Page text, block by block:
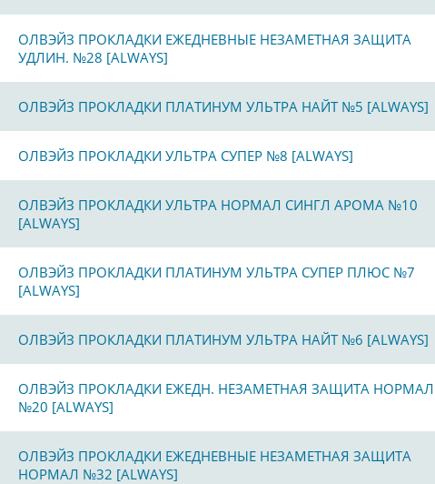
ОЛВЭЙЗ ПРОКЛАДКИ ЕЖЕДНЕВНЫЕ НЕЗАМЕТНАЯ ЗАЩИТА
УДЛИН. №28 [ALWAYS]
ОЛВЭЙЗ ПРОКЛАДКИ ПЛАТИНУМ УЛЬТРА НАЙТ №5 [ALWAYS]
ОЛВЭЙЗ ПРОКЛАДКИ УЛЬТРА СУПЕР №8 [ALWAYS]
ОЛВЭЙЗ ПРОКЛАДКИ УЛЬТРА НОРМАЛ СИНГЛ АРОМА №10
[ALWAYS]
ОЛВЭЙЗ ПРОКЛАДКИ ПЛАТИНУМ УЛЬТРА СУПЕР ПЛЮС №7
[ALWAYS]
ОЛВЭЙЗ ПРОКЛАДКИ ПЛАТИНУМ УЛЬТРА НАЙТ №6 [ALWAYS]
ОЛВЭЙЗ ПРОКЛАДКИ ЕЖЕДН. НЕЗАМЕТНАЯ ЗАЩИТА НОРМАЛ
№20 [ALWAYS]
ОЛВЭЙЗ ПРОКЛАДКИ ЕЖЕДНЕВНЫЕ НЕЗАМЕТНАЯ ЗАЩИТА
НОРМАЛ №32 [ALWAYS]